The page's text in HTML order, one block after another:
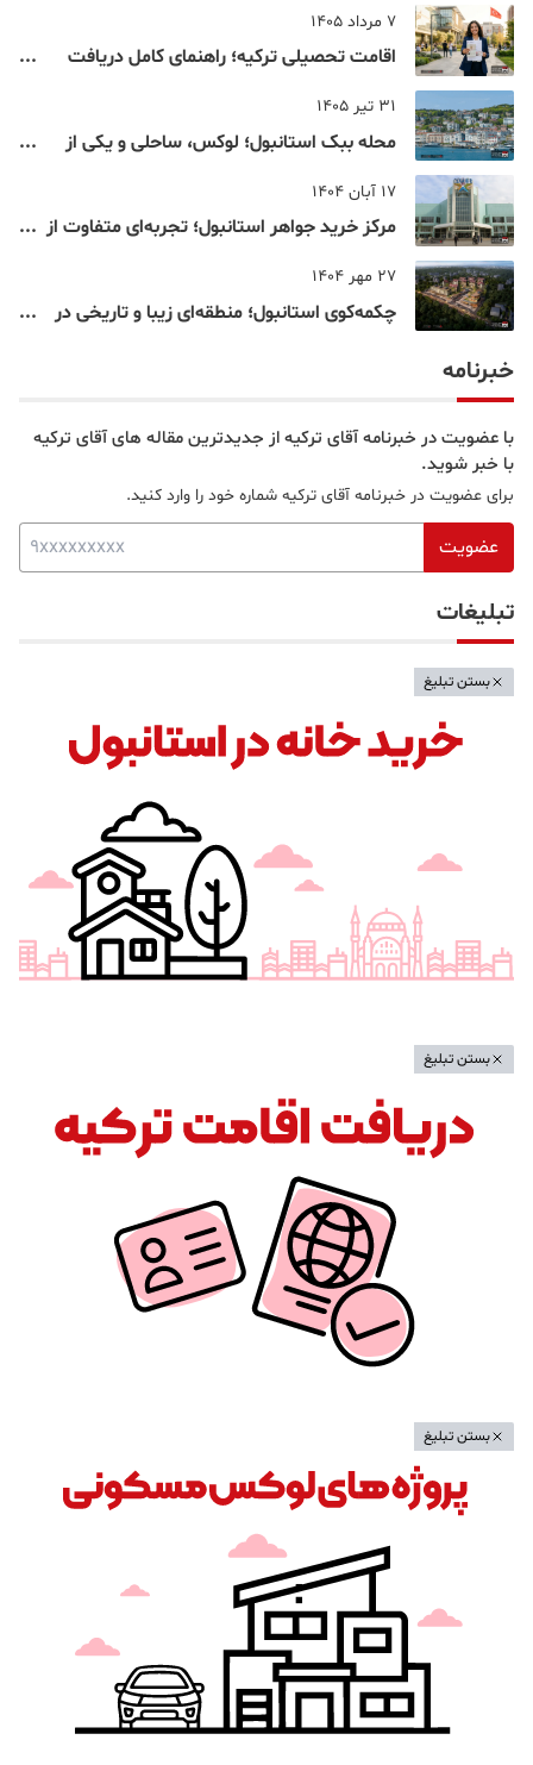
7 مرداد 1405
اقامت تحصیلی ترکیه؛ راهنمای کامل دریافت
31 تیر 1405
محله ببک استانبول؛ لوکس، ساحلی و یکی از
17 آبان 1404
مرکز خرید جواهر استانبول؛ تجربه‌ای متفاوت از
27 مهر 1404
چکمه‌کوی استانبول؛ منطقه‌ای زیبا و تاریخی در
خبرنامه
با عضویت در خبرنامه آقای ترکیه از جدیدترین مقاله های آقای ترکیه
با خبر شوید.
برای عضویت در خبرنامه آقای ترکیه شماره خود را وارد کنید.
عضویت
تبلیغات
بستن تبلیغ
بستن تبلیغ
بستن تبلیغ